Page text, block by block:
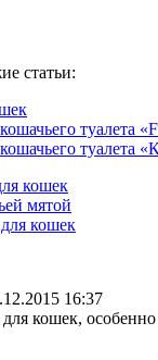
статьи:
туалета
туалета
кошек
мятой
кошек
16:37
кошек, особенно